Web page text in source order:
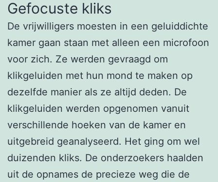
Gefocuste kliks
De vrijwilligers moesten in een geluiddichte
kamer gaan staan met alleen een microfoon
voor zich. Ze werden gevraagd om
klikgeluiden met hun mond te maken op
dezelfde manier als ze altijd deden. De
klikgeluiden werden opgenomen vanuit
verschillende hoeken van de kamer en
uitgebreid geanalyseerd. Het ging om wel
duizenden kliks. De onderzoekers haalden
uit de opnames de precieze weg die de